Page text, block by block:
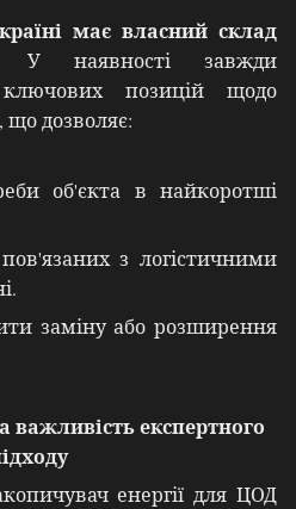
має власний склад
У наявності завжди
позицій щодо
що дозволяє:
об'єкта в найкоротші
з логістичними
заміну або розширення
важливість експертного
енергії для ЦОД